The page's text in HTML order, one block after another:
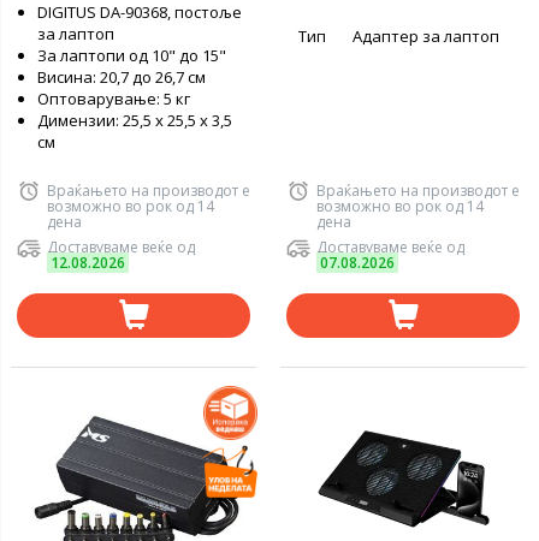
DIGITUS DA-90368, постоље
за лаптоп
За лаптопи од 10" до 15"
Висина: 20,7 до 26,7 см
Оптоварување: 5 кг
Димензии: 25,5 x 25,5 x 3,5
см
Враќањето на производот е
возможно во рок од 14
дена
Доставуваме веќе од
12.08.2026
Тип Адаптер за лаптоп
Враќањето на производот е
возможно во рок од 14
дена
Доставуваме веќе од
07.08.2026